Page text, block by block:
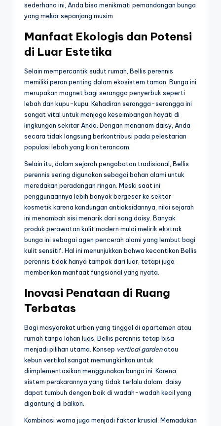
sederhana ini, Anda bisa menikmati pemandangan bunga
yang mekar sepanjang musim.
Manfaat Ekologis dan Potensi
di Luar Estetika
Selain mempercantik sudut rumah, Bellis perennis
memiliki peran penting dalam ekosistem taman. Bunga ini
merupakan magnet bagi serangga penyerbuk seperti
lebah dan kupu-kupu. Kehadiran serangga-serangga ini
sangat vital untuk menjaga keseimbangan hayati di
lingkungan sekitar Anda. Dengan menanam daisy, Anda
secara tidak langsung berkontribusi pada pelestarian
populasi lebah yang kian terancam.
Selain itu, dalam sejarah pengobatan tradisional, Bellis
perennis sering digunakan sebagai bahan alami untuk
meredakan peradangan ringan. Meski saat ini
penggunaannya lebih banyak bergeser ke sektor
kosmetik karena kandungan antioksidannya, nilai sejarah
ini menambah sisi menarik dari sang daisy. Banyak
produk perawatan kulit modern mulai melirik ekstrak
bunga ini sebagai agen pencerah alami yang lembut bagi
kulit sensitif. Hal ini menunjukkan bahwa kecantikan Bellis
perennis tidak hanya tampak dari luar, tetapi juga
memberikan manfaat fungsional yang nyata.
Inovasi Penataan di Ruang
Terbatas
Bagi masyarakat urban yang tinggal di apartemen atau
rumah tanpa lahan luas, Bellis perennis tetap bisa
menjadi pilihan utama. Konsep vertical gardenatau
kebun vertikal sangat memungkinkan untuk
diimplementasikan menggunakan bunga ini. Karena
sistem perakarannya yang tidak terlalu dalam, daisy
dapat tumbuh dengan baik di wadah-wadah kecil yang
digantung di balkon.
Kombinasi warna juga menjadi faktor krusial. Memadukan